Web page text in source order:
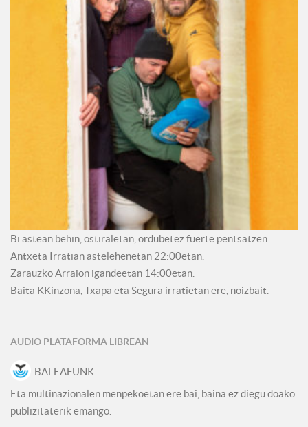
Bi astean behin, ostiraletan, ordubetez fuerte pentsatzen.
Antxeta Irratian astelehenetan 22:00etan.
Zarauzko Arraion igandeetan 14:00etan.
Baita KKinzona, Txapa eta Segura irratietan ere, noizbait.
AUDIO PLATAFORMA LIBREAN
BALEAFUNK
Eta multinazionalen menpekoetan ere bai, baina ez diegu doako
publizitaterik emango.